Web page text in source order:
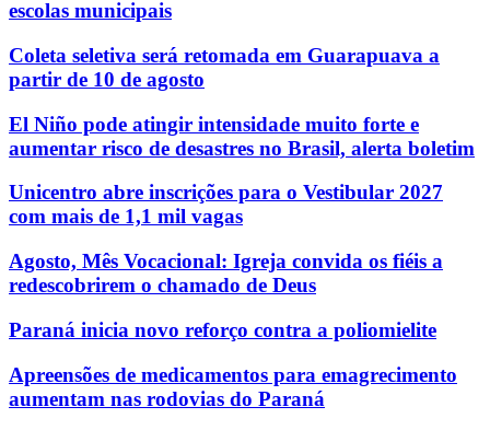
escolas municipais
Coleta seletiva será retomada em Guarapuava a
partir de 10 de agosto
El Niño pode atingir intensidade muito forte e
aumentar risco de desastres no Brasil, alerta boletim
Unicentro abre inscrições para o Vestibular 2027
com mais de 1,1 mil vagas
Agosto, Mês Vocacional: Igreja convida os fiéis a
redescobrirem o chamado de Deus
Paraná inicia novo reforço contra a poliomielite
Apreensões de medicamentos para emagrecimento
aumentam nas rodovias do Paraná